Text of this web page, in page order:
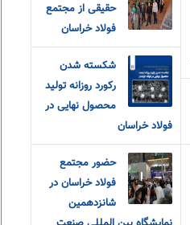
حقیقی از مجتمع
فولاد خراسان
شکسته شدن
رکورد روزانه تولید
محصول نهایی در
فولاد خراسان
حضور مجتمع
فولاد خراسان در
شانزدهمین